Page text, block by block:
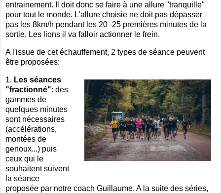
entrainement. Il doit donc se faire à une allure "tranquille"
pour tout le monde. L'allure choisie ne doit pas dépasser
pas les 8km/h pendant les 20 -25 premières minutes de la
sortie. Les lions il va falloir actionner le frein.
A l'issue de cet échauffement, 2 types de séance peuvent
être proposées:
1. Les séances
"fractionné": des
gammes de
quelques minutes
sont nécessaires
(accélérations,
montées de
genoux...) puis
ceux qui le
souhaitent suivent
la séance
proposée par notre coach Guillaume. A la suite des séries,